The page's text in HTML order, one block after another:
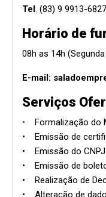
Tel. (83) 9 9913-6827
Horário de
08h as 14h
E-mail:
Serviços
•
Formalização do
• Emissão de
• Emissão do CNPJ
• Emissão de
• Realização de
• Alteração de